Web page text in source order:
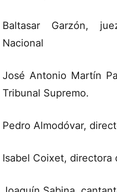
Baltasar Garzón,
Nacional
José Antonio Martín
Tribunal Supremo.
Pedro Almodóvar,
Isabel Coixet, directora